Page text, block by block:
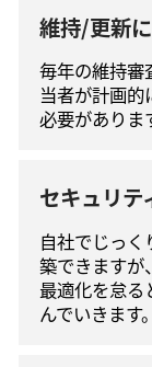
維持/更新
毎年の維持審
当者が計画的
必要がありま
セキュリテ
自社でじっ
築できますが
最適化を怠る
んでいきます。